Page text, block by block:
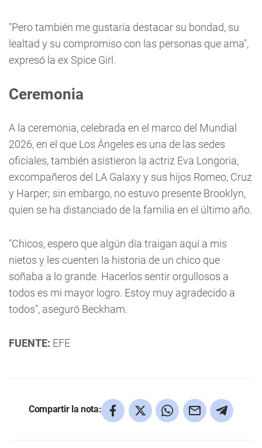
"Pero también me gustaría destacar su bondad, su
lealtad y su compromiso con las personas que ama",
expresó la ex Spice Girl.
Ceremonia
A la ceremonia, celebrada en el marco del Mundial
2026, en el que Los Ángeles es una de las sedes
oficiales, también asistieron la actriz Eva Longoria,
excompañeros del LA Galaxy y sus hijos Romeo, Cruz
y Harper; sin embargo, no estuvo presente Brooklyn,
quien se ha distanciado de la familia en el último año.
"Chicos, espero que algún día traigan aquí a mis
nietos y les cuenten la historia de un chico que
soñaba a lo grande. Hacerlos sentir orgullosos a
todos es mi mayor logro. Estoy muy agradecido a
todos", aseguró Beckham.
FUENTE: EFE
Compartir la nota: